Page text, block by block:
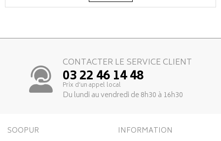
CONTACTER LE SERVICE CLIENT
03 22 46 14 48
Prix d’un appel local
Du lundi au vendredi de 8h30 à 16h30
SOOPUR INFORMATION